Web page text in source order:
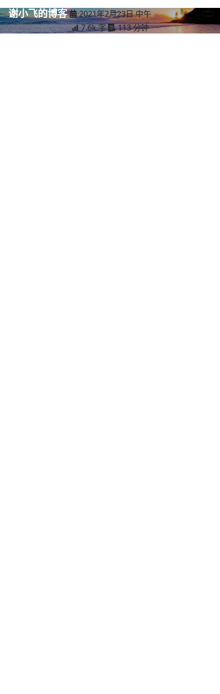
谢小飞的博客
2021年2月23日 中午
7.6k 字
113 分钟